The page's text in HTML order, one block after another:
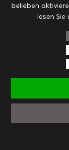
Rezepte
Suppen,
FACEBOOK
belieben
lesen